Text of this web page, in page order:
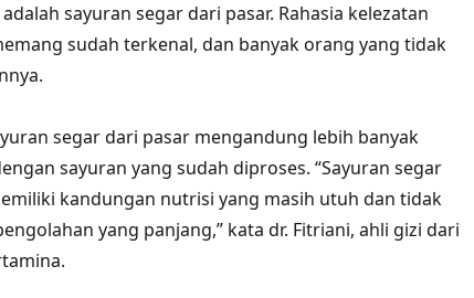
sayuran segar dari pasar. Rahasia kelezatan
sudah terkenal, dan banyak orang yang tidak
segar dari pasar mengandung lebih banyak
sayuran yang sudah diproses. “Sayuran segar
kandungan nutrisi yang masih utuh dan tidak
yang panjang,” kata dr. Fitriani, ahli gizi dari